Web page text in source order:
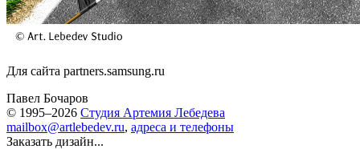
Для сайта partners.samsung.ru
Павел Бочаров
© 1995–2026 Студия Артемия Лебедева
mailbox@artlebedev.ru, адреса и телефоны
Заказать дизайн...